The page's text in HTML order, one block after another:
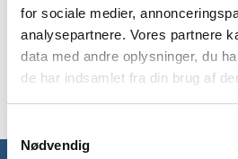
for sociale medier,
analysepartnere. Vores partnere
data med andre oplysninger, du
de har indsamlet fra din brug af
Nødvendig
Quick-dry t-shirt til kvinder fra
og backpacking. Blød og slidstærk t-
Materialet gør t-shirten
Ideel til fysisk aktivitet hvor pulsen